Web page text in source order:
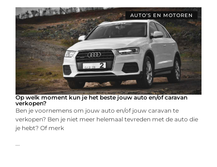
AUTO’S EN MOTOREN
Op welk moment kun je het beste jouw auto en/of caravan
verkopen?
Ben je voornemens om jouw auto en/of jouw caravan te
verkopen? Ben je niet meer helemaal tevreden met de auto die
je hebt? Of merk
...